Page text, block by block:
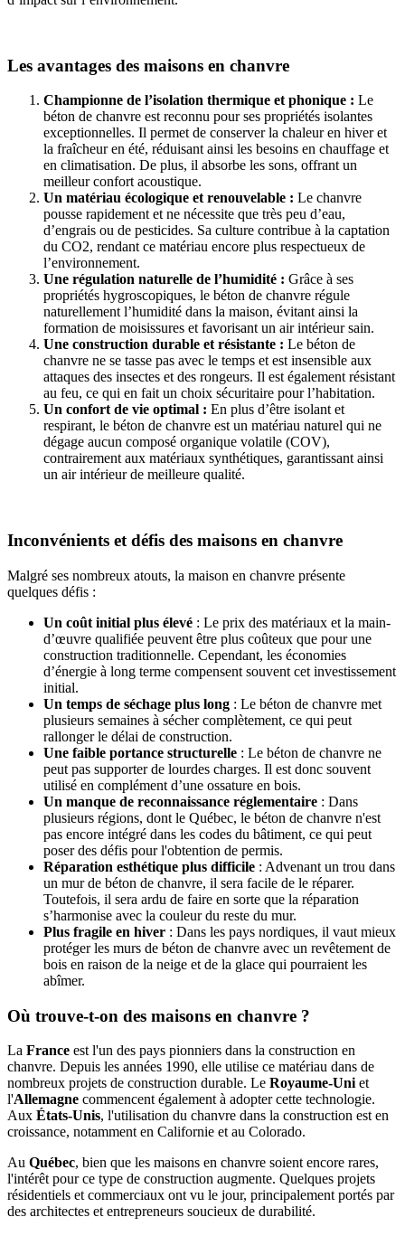
Les avantages des maisons en chanvre
Championne de l’isolation thermique et phonique : Le
béton de chanvre est reconnu pour ses propriétés isolantes
exceptionnelles. Il permet de conserver la chaleur en hiver et
la fraîcheur en été, réduisant ainsi les besoins en chauffage et
en climatisation. De plus, il absorbe les sons, offrant un
meilleur confort acoustique.
Un matériau écologique et renouvelable : Le chanvre
pousse rapidement et ne nécessite que très peu d’eau,
d’engrais ou de pesticides. Sa culture contribue à la captation
du CO2, rendant ce matériau encore plus respectueux de
l’environnement.
Une régulation naturelle de l’humidité : Grâce à ses
propriétés hygroscopiques, le béton de chanvre régule
naturellement l’humidité dans la maison, évitant ainsi la
formation de moisissures et favorisant un air intérieur sain.
Une construction durable et résistante : Le béton de
chanvre ne se tasse pas avec le temps et est insensible aux
attaques des insectes et des rongeurs. Il est également résistant
au feu, ce qui en fait un choix sécuritaire pour l’habitation.
Un confort de vie optimal : En plus d’être isolant et
respirant, le béton de chanvre est un matériau naturel qui ne
dégage aucun composé organique volatile (COV),
contrairement aux matériaux synthétiques, garantissant ainsi
un air intérieur de meilleure qualité.
Inconvénients et défis des maisons en chanvre
Malgré ses nombreux atouts, la maison en chanvre présente
quelques défis :
Un coût initial plus élevé : Le prix des matériaux et la main-
d’œuvre qualifiée peuvent être plus coûteux que pour une
construction traditionnelle. Cependant, les économies
d’énergie à long terme compensent souvent cet investissement
initial.
Un temps de séchage plus long : Le béton de chanvre met
plusieurs semaines à sécher complètement, ce qui peut
rallonger le délai de construction.
Une faible portance structurelle : Le béton de chanvre ne
peut pas supporter de lourdes charges. Il est donc souvent
utilisé en complément d’une ossature en bois.
Un manque de reconnaissance réglementaire : Dans
plusieurs régions, dont le Québec, le béton de chanvre n'est
pas encore intégré dans les codes du bâtiment, ce qui peut
poser des défis pour l'obtention de permis.
Réparation esthétique plus difficile : Advenant un trou dans
un mur de béton de chanvre, il sera facile de le réparer.
Toutefois, il sera ardu de faire en sorte que la réparation
s’harmonise avec la couleur du reste du mur.
Plus fragile en hiver : Dans les pays nordiques, il vaut mieux
protéger les murs de béton de chanvre avec un revêtement de
bois en raison de la neige et de la glace qui pourraient les
abîmer.
Où trouve-t-on des maisons en chanvre ?
La France est l'un des pays pionniers dans la construction en
chanvre. Depuis les années 1990, elle utilise ce matériau dans de
nombreux projets de construction durable. Le Royaume-Uni et
l'Allemagne commencent également à adopter cette technologie.
Aux États-Unis, l'utilisation du chanvre dans la construction est en
croissance, notamment en Californie et au Colorado.
Au Québec, bien que les maisons en chanvre soient encore rares,
l'intérêt pour ce type de construction augmente. Quelques projets
résidentiels et commerciaux ont vu le jour, principalement portés par
des architectes et entrepreneurs soucieux de durabilité.